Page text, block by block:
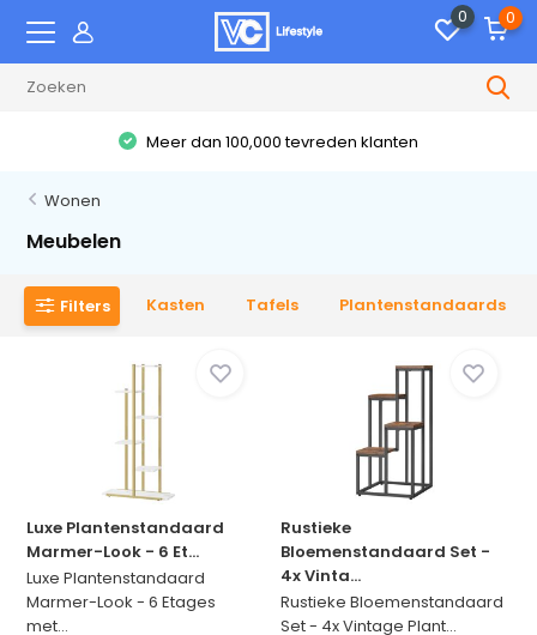
0 0
Meer dan 100,000 tevreden klanten
Wonen
Meubelen
Filters Kasten Tafels Plantenstandaards
Luxe Plantenstandaard
Marmer-Look - 6 Et...
Luxe Plantenstandaard
Marmer-Look - 6 Etages
met...
Rustieke
Bloemenstandaard Set -
4x Vinta...
Rustieke Bloemenstandaard
Set - 4x Vintage Plant...